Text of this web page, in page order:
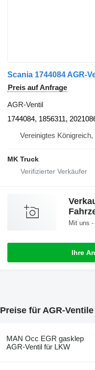
Scania 1744084 AGR-
Preis auf Anfrage
AGR-Ventil
1744084, 1856311,
Vereinigtes Königreich,
MK Truck
Mit uns
Ihre
Preise für AGR-Ventile
MAN Occ EGR gasklep
AGR-Ventil für LKW